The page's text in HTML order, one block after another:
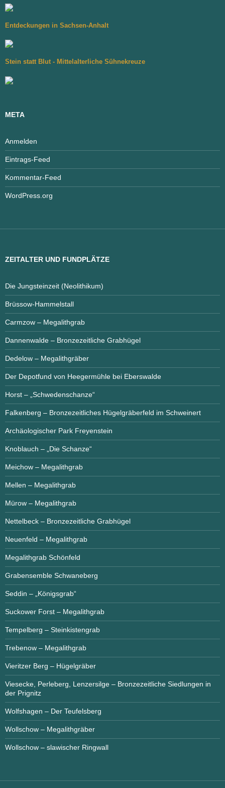
Entdeckungen in Sachsen-Anhalt
Stein statt Blut - Mittelalterliche Sühnekreuze
META
Anmelden
Eintrags-Feed
Kommentar-Feed
WordPress.org
ZEITALTER UND FUNDPLÄTZE
Die Jungsteinzeit (Neolithikum)
Brüssow-Hammelstall
Carmzow – Megalithgrab
Dannenwalde – Bronzezeitliche Grabhügel
Dedelow – Megalithgräber
Der Depotfund von Heegermühle bei Eberswalde
Horst – „Schwedenschanze“
Falkenberg – Bronzezeitliches Hügelgräberfeld im Schweinert
Archäologischer Park Freyenstein
Knoblauch – „Die Schanze“
Meichow – Megalithgrab
Mellen – Megalithgrab
Mürow – Megalithgrab
Nettelbeck – Bronzezeitliche Grabhügel
Neuenfeld – Megalithgrab
Megalithgrab Schönfeld
Grabensemble Schwaneberg
Seddin – „Königsgrab“
Suckower Forst – Megalithgrab
Tempelberg – Steinkistengrab
Trebenow – Megalithgrab
Vieritzer Berg – Hügelgräber
Viesecke, Perleberg, Lenzersilge – Bronzezeitliche Siedlungen in
der Prignitz
Wolfshagen – Der Teufelsberg
Wollschow – Megalithgräber
Wollschow – slawischer Ringwall